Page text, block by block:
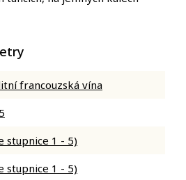
francouzská vína
stupnice 1 - 5)
stupnice 1 - 5)